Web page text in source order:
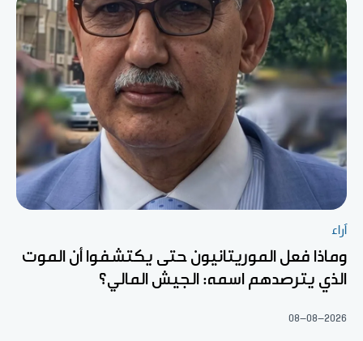
آراء
وماذا فعل الموريتانيون حتى يكتشفوا أن الموت
الذي يترصدهم اسمه: الجيش المالي؟
08-08-2026